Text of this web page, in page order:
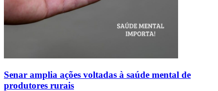
Senar amplia ações voltadas à saúde mental de
produtores rurais